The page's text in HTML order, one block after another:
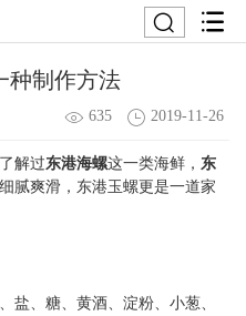
种制作方法
635 2019-11-26
解过东港海螺这一类海鲜， 东
腻爽滑，东港玉螺更是一道家
盐、糖、黄酒、淀粉、小葱、